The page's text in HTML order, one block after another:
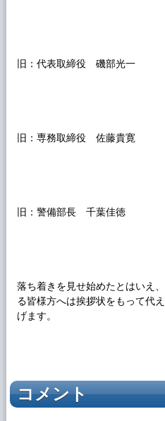
旧：代表取締役 磯部光一
旧：専務取締役 佐藤貴寛
旧：警備部長 千葉佳徳 新
落ち着きを見せ始めたとはいえ
る皆様方へは挨拶状をもって代
げます。
コメント